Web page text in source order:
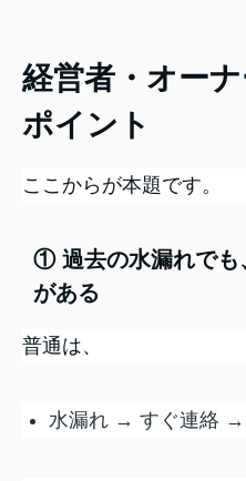
経営者・オー
ポイント
ここからが本題です。
① 過去の水漏れでも
がある
普通は、
水漏れ → すぐ連絡 →